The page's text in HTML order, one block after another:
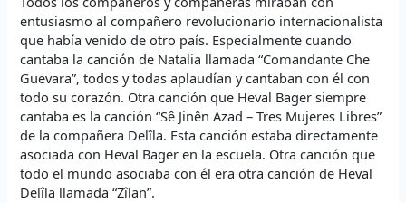
entusiasmo al compañero revolucionario internacionalista
que había venido de otro país. Especialmente cuando
cantaba la canción de Natalia llamada “Comandante Che
Guevara”, todos y todas aplaudían y cantaban con él con
todo su corazón. Otra canción que Heval Bager siempre
cantaba es la canción “Sê Jinên Azad – Tres Mujeres Libres”
de la compañera Delîla. Esta canción estaba directamente
asociada con Heval Bager en la escuela. Otra canción que
todo el mundo asociaba con él era otra canción de Heval
Delîla llamada “Zîlan”.